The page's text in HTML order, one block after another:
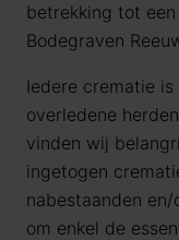
betrekking tot een
Bodegraven
Iedere crematie
overledene
vinden wij
ingetogen
nabestaanden
om enkel de